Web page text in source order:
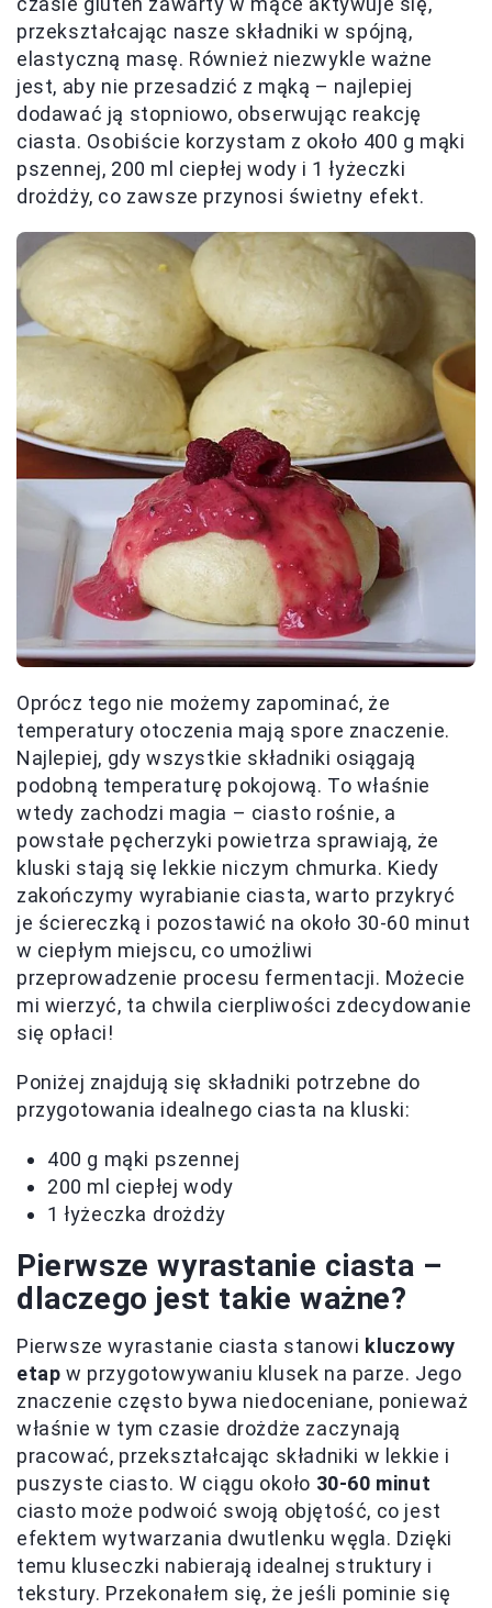
przekształcając nasze składniki w spójną,
elastyczną masę. Również niezwykle ważne
jest, aby nie przesadzić z mąką – najlepiej
dodawać ją stopniowo, obserwując reakcję
ciasta. Osobiście korzystam z około 400 g mąki
pszennej, 200 ml ciepłej wody i 1 łyżeczki
drożdży, co zawsze przynosi świetny efekt.
Oprócz tego nie możemy zapominać, że
temperatury otoczenia mają spore znaczenie.
Najlepiej, gdy wszystkie składniki osiągają
podobną temperaturę pokojową. To właśnie
wtedy zachodzi magia – ciasto rośnie, a
powstałe pęcherzyki powietrza sprawiają, że
kluski stają się lekkie niczym chmurka. Kiedy
zakończymy wyrabianie ciasta, warto przykryć
je ściereczką i pozostawić na około 30-60 minut
w ciepłym miejscu, co umożliwi
przeprowadzenie procesu fermentacji. Możecie
mi wierzyć, ta chwila cierpliwości zdecydowanie
się opłaci!
Poniżej znajdują się składniki potrzebne do
przygotowania idealnego ciasta na kluski:
400 g mąki pszennej
200 ml ciepłej wody
1 łyżeczka drożdży
Pierwsze wyrastanie ciasta –
dlaczego jest takie ważne?
Pierwsze wyrastanie ciasta stanowi kluczowy
etap w przygotowywaniu klusek na parze. Jego
znaczenie często bywa niedoceniane, ponieważ
właśnie w tym czasie drożdże zaczynają
pracować, przekształcając składniki w lekkie i
puszyste ciasto. W ciągu około 30-60 minut
ciasto może podwoić swoją objętość, co jest
efektem wytwarzania dwutlenku węgla. Dzięki
temu kluseczki nabierają idealnej struktury i
tekstury. Przekonałem się, że jeśli pominie się